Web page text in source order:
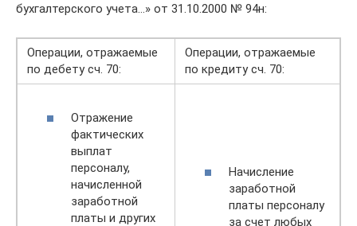
бухгалтерского учета…» от 31.10.2000 № 94н:
Операции, отражаемые
по дебету сч. 70:
Операции, отражаемые
по кредиту сч. 70:
Отражение
фактических
выплат
персоналу,
начисленной
заработной
платы и других
Начисление
заработной
платы персоналу
за счет любых